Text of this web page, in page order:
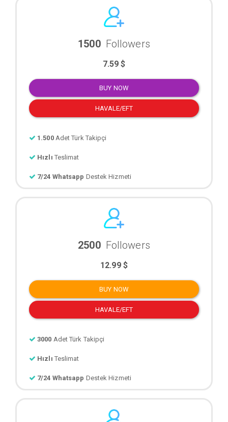
1500 Followers
7.59 $
BUY NOW
HAVALE/EFT
1.500 Adet Türk Takipçi
Hızlı Teslimat
7/24 Whatsapp Destek Hizmeti
2500 Followers
12.99 $
BUY NOW
HAVALE/EFT
3000 Adet Türk Takipçi
Hızlı Teslimat
7/24 Whatsapp Destek Hizmeti